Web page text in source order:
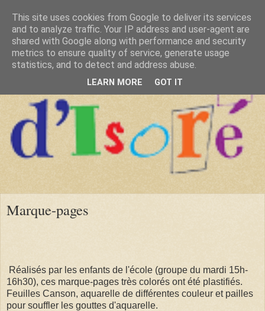
Marque-pages
Réalisés par les enfants de l'école (groupe du mardi 15h-
16h30), ces marque-pages très colorés ont été plastifiés.
Feuilles Canson, aquarelle de différentes couleur et pailles
pour souffler les gouttes d'aquarelle.
This site uses cookies from Google to deliver its services
and to analyze traffic. Your IP address and user-agent are
shared with Google along with performance and security
metrics to ensure quality of service, generate usage
statistics, and to detect and address abuse.
LEARN MORE GOT IT